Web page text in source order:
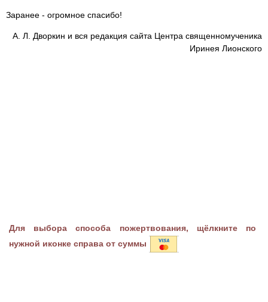
Заранее - огромное спасибо!
А. Л. Дворкин и вся редакция сайта Центра священномученика
Иринея Лионского
Для выбора способа пожертвования, щёлкните по
нужной иконке справа от суммы